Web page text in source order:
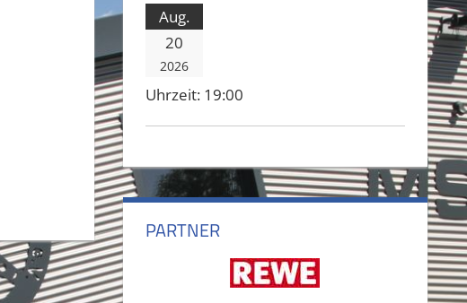
Aug.
20
2026
Uhrzeit: 19:00
PARTNER